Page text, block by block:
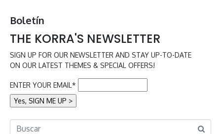
Boletín
THE KORRA'S NEWSLETTER
SIGN UP FOR OUR NEWSLETTER AND STAY UP-TO-DATE
ON OUR LATEST THEMES & SPECIAL OFFERS!
ENTER YOUR EMAIL*